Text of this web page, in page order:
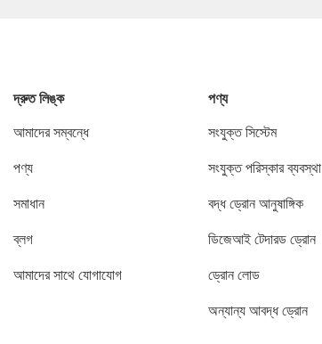
দ্রুত লিঙ্ক
আমাদের সম্বন্ধে
পণ্য
সমাধান
ব্লগ
আমাদের সাথে যোগাযোগ
পণ্য
সংযুক্ত সিস্টেম
সংযুক্ত পরিস্কার ব্যবস্থা
বদ্ধ ড্রোন আনুষাঙ্গিক
ডিজেআই টেদারড ড্রোন
ড্রোন লোড
অন্যান্য আবদ্ধ ড্রোন